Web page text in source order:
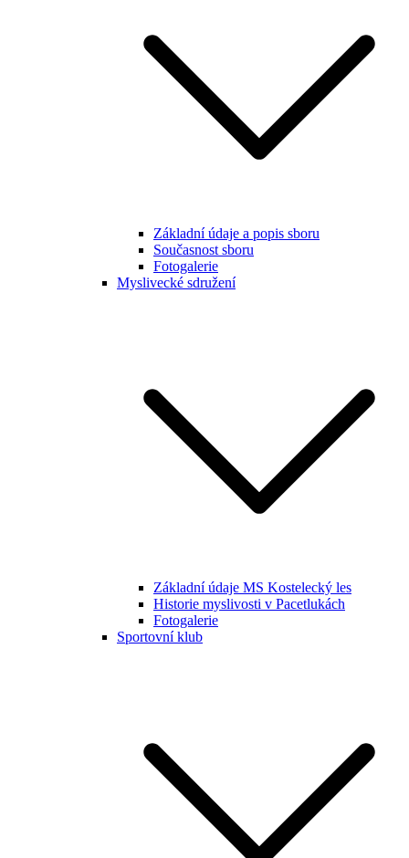
Základní údaje a popis sboru
Současnost sboru
Fotogalerie
Myslivecké sdružení
Základní údaje MS Kostelecký les
Historie myslivosti v Pacetlukách
Fotogalerie
Sportovní klub